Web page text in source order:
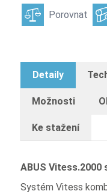
Porovnat
Detaily
Možnosti
Ke stažení
ABUS Vitess.2000
Systém Vitess